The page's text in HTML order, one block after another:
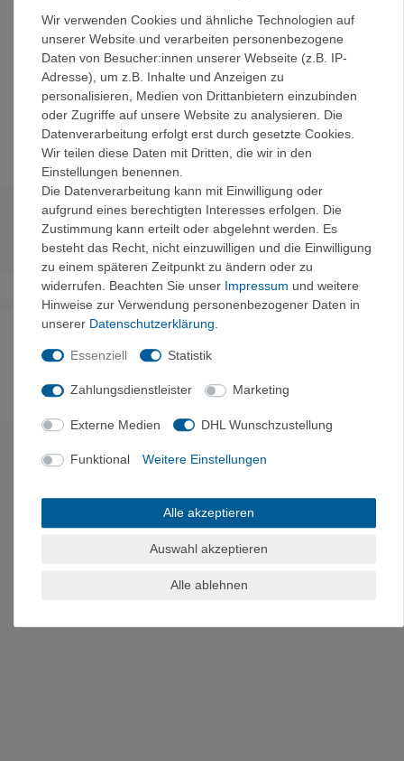
Erhältlich in 2 Grössen:
A6: 15 x 10,5 cm - 150 g
A5: 21 x 15 cm - 210 g
3 Jahre Garantie
Technische Daten
Noch sind keine Bewertungen vorhanden.
HERSTELLERINFORMATIONEN
Frankreich, +49 8847 698880, info.deutschland@petzl.com,
https://www.petzl.com/DE/de/Sport/Kontakt
Wir verwenden Cookies und ähnliche Technologien auf
unserer Website und verarbeiten personenbezogene
Daten von Besucher:innen unserer Webseite (z.B. IP-
Adresse), um z.B. Inhalte und Anzeigen zu
personalisieren, Medien von Drittanbietern einzubinden
oder Zugriffe auf unsere Website zu analysieren. Die
Datenverarbeitung erfolgt erst durch gesetzte Cookies.
Wir teilen diese Daten mit Dritten, die wir in den
Einstellungen benennen.
Die Datenverarbeitung kann mit Einwilligung oder
aufgrund eines berechtigten Interesses erfolgen. Die
Zustimmung kann erteilt oder abgelehnt werden. Es
besteht das Recht, nicht einzuwilligen und die Einwilligung
zu einem späteren Zeitpunkt zu ändern oder zu
widerrufen. Beachten Sie unser Impressum und weitere
Hinweise zur Verwendung personenbezogener Daten in
unserer Daten­schutz­erklärung
Essenziell Statistik
Zahlungsdienstleister Marketing
Externe Medien DHL Wunschzustellung
Funktional Weitere Einstellungen
Alle akzeptieren
Auswahl akzeptieren
Alle ablehnen